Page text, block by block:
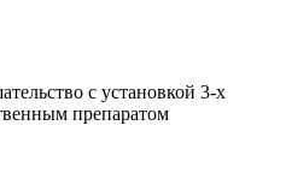
с установкой 3-х
препаратом